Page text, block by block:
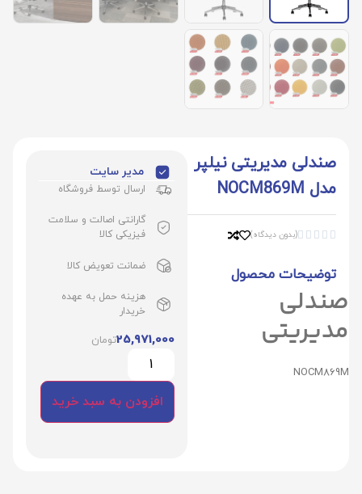
صندلی مدیریتی نیلپر
مدل NOCM869M




(بدون دیدگاه)
توضیحات محصول
صندلی
مدیریتی
NOCM869M
مدیر سایت
ارسال توسط فروشگاه
گارانتی اصالت و سلامت
فیزیکی کالا
ضمانت تعویض کالا
هزینه حمل به عهده
خریدار
25,971,000تومان
افزودن به سبد خرید